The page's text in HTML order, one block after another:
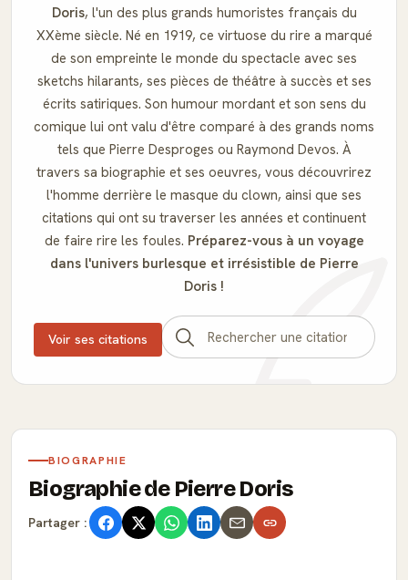
Doris, l'un des plus grands humoristes français du
XXème siècle. Né en 1919, ce virtuose du rire a marqué
de son empreinte le monde du spectacle avec ses
sketchs hilarants, ses pièces de théâtre à succès et ses
écrits satiriques. Son humour mordant et son sens du
comique lui ont valu d'être comparé à des grands noms
tels que Pierre Desproges ou Raymond Devos. À
travers sa biographie et ses oeuvres, vous découvrirez
l'homme derrière le masque du clown, ainsi que ses
citations qui ont su traverser les années et continuent
de faire rire les foules. Préparez-vous à un voyage
dans l'univers burlesque et irrésistible de Pierre
Doris !
Voir ses citations
BIOGRAPHIE
Biographie de Pierre Doris
Partager :